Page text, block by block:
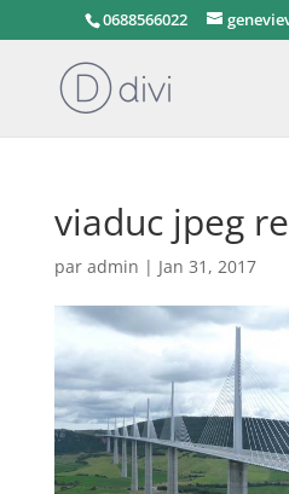
0688566022
viaduc jpeg
par admin | Jan 31, 2017